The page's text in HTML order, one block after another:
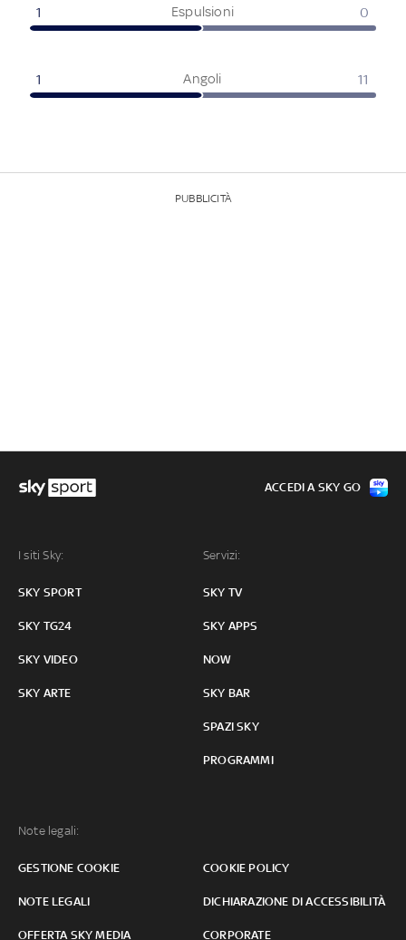
Espulsioni
1 0
Angoli
1 11
PUBBLICITÀ
I siti Sky:
SKY SPORT
SKY TG24
SKY VIDEO
SKY ARTE
Servizi:
SKY TV
SKY APPS
NOW
SKY BAR
SPAZI SKY
PROGRAMMI
Note legali:
GESTIONE COOKIE COOKIE POLICY
NOTE LEGALI DICHIARAZIONE DI ACCESSIBILITÀ
OFFERTA SKY MEDIA CORPORATE
ACCEDI A SKY GO